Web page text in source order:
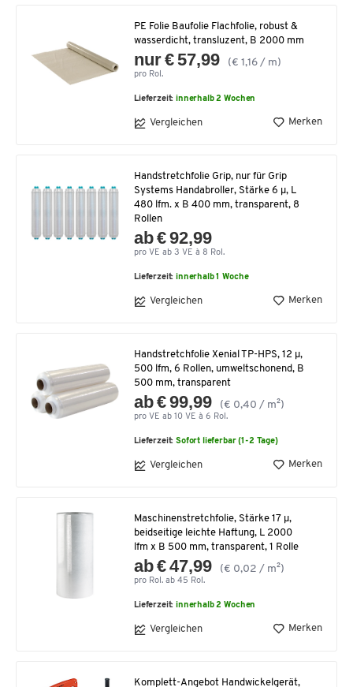
PE Folie Baufolie Flachfolie, robust &
wasserdicht, transluzent, B 2000 mm
nur € 57,99 (€ 1,16 / m)
pro Rol.
Lieferzeit:innerhalb 2 Wochen
Vergleichen Merken
Handstretchfolie Grip, nur für Grip
Systems Handabroller, Stärke 6 µ, L
480 lfm. x B 400 mm, transparent, 8
Rollen
ab € 92,99
pro VE ab 3 VE à 8 Rol.
Lieferzeit:innerhalb 1 Woche
Vergleichen Merken
Handstretchfolie Xenial TP-HPS, 12 µ,
500 lfm, 6 Rollen, umweltschonend, B
500 mm, transparent
ab € 99,99 (€ 0,40 / m²)
pro VE ab 10 VE à 6 Rol.
Lieferzeit:Sofort lieferbar (1-2 Tage)
Vergleichen Merken
Maschinenstretchfolie, Stärke 17 µ,
beidseitige leichte Haftung, L 2000
lfm x B 500 mm, transparent, 1 Rolle
ab € 47,99 (€ 0,02 / m²)
pro Rol. ab 45 Rol.
Lieferzeit:innerhalb 2 Wochen
Vergleichen Merken
Komplett-Angebot Handwickelgerät,